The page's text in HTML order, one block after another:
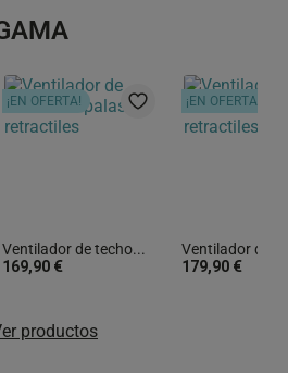
Ventilador de techo...
169,90 €
¡EN OFERTA!
Ventilador de
179,90 €
¡EN OFERTA!
productos